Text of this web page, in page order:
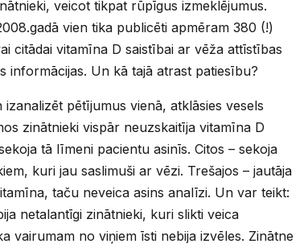
veicot tikpat rūpīgus izmeklējumus.
vien tika publicēti apmēram 380 (!)
citādai vitamīna D saistībai ar vēža attīstības
informācijas. Un kā tajā atrast patiesību?
pētījumus vienā, atklāsies vesels
zinātnieki vispār neuzskaitīja vitamīna D
tā līmeni pacientu asinīs. Citos – sekoja
kuri jau saslimuši ar vēzi. Trešajos – jautāja
taču neveica asins analīzi. Un var teikt:
netalantīgi zinātnieki, kuri slikti veica
vairumam no viņiem īsti nebija izvēles. Zinātne